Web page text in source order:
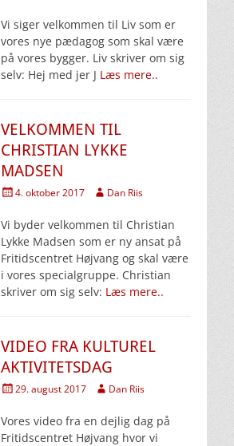
Vi siger velkommen til Liv som er
vores nye pædagog som skal være
på vores bygger. Liv skriver om sig
selv: Hej med jer J Læs mere..
VELKOMMEN TIL
CHRISTIAN LYKKE
MADSEN
Udgivet
4. oktober 2017 Forfatter
Dan Riis
Vi byder velkommen til Christian
Lykke Madsen som er ny ansat på
Fritidscentret Højvang og skal være
i vores specialgruppe. Christian
skriver om sig selv: Læs mere..
VIDEO FRA KULTUREL
AKTIVITETSDAG
Udgivet
29. august 2017 Forfatter
Dan Riis
Vores video fra en dejlig dag på
Fritidscentret Højvang hvor vi